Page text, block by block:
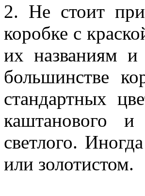
2. Не стоит при
коробке с
их названиям и
большинстве
стандартных
каштанового
светлого.
или золотистом.